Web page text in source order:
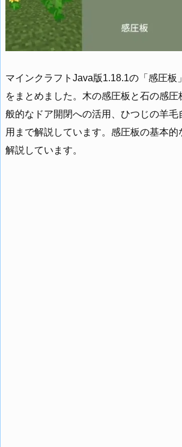
マインクラフトJava版1.18.1の「感圧板
をまとめました。木の感圧板と石の感圧
般的なドア開閉への活用、ひつじの羊毛
用まで解説しています。感圧板の基本的
解説しています。